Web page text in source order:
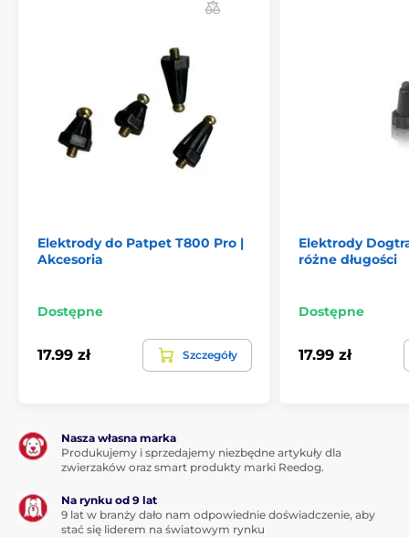
Elektrody do Patpet T800 Pro |
Akcesoria
Dostępne
17.99 zł Szczegóły
Elektrody
różne długości
Dostępne
17.99 zł
Nasza własna marka
Produkujemy i sprzedajemy niezbędne artykuły dla
zwierzaków oraz smart produkty marki Reedog.
Na rynku od 9 lat
9 lat w branży dało nam odpowiednie doświadczenie, aby
stać się liderem na światowym rynku